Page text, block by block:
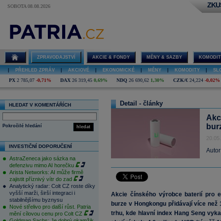
SOBOTA 08.08.2026
ZPRAVODAJSTVÍ AKCIE & FONDY MĚNY & SAZBY
PŘEHLED ZPRÁV AKCIOVÉ EKONOMICKÉ MĚNY KOMODITY
PX 2 785,07 -0,71% DAX 26 319,45 0,69% NDQ 26 690,62 1,30% CZK/€ 24,224 -0,02%
HLEDAT V KOMENTÁŘÍCH
hledat
Pokročilé hledání
INVESTIČNÍ DOPORUČENÍ
AstraZeneca jako sázka na
defenzivu mimo AI horečku
Arista Networks: AI může firmě
zajistit příznivý vítr do zad
Analytický radar: Colt CZ roste díky
vyšší marži, širší integraci i
stabilnějšímu byznysu
Nové střelivo pro další růst. Patria
mění cílovou cenu pro Colt CZ
Detail - články
Akcie čínského výrobce baterií pro
burze v Hongkongu přidávají více
trhu, kde hlavní index Hang Seng